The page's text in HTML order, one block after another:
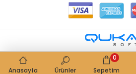
Anasayfa Ürünler Sepetim
0